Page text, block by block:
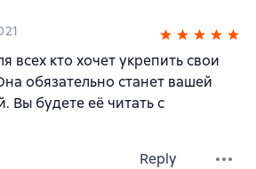
всех кто хочет укрепить свои
обязательно станет вашей
Вы будете её читать с
Reply